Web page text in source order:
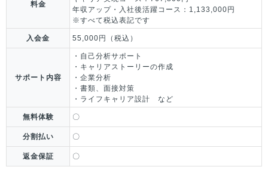
料金
年収アップ・入社後活躍コース：1,133,000円
※すべて税込表記です
入会金 55,000円（税込）
サポート内容
・自己分析サポート
・キャリアストーリーの作成
・企業分析
・書類、面接対策
・ライフキャリア設計 など
無料体験 〇
分割払い 〇
返金保証 〇